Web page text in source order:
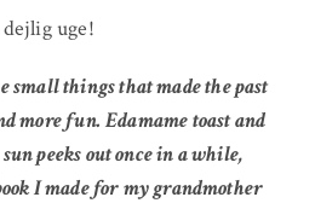
uge!
small things that made the past
more fun. Edamame toast and
peeks out once in a while,
I made for my grandmother